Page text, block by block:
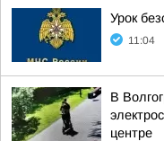
Урок
11:04
В
центре